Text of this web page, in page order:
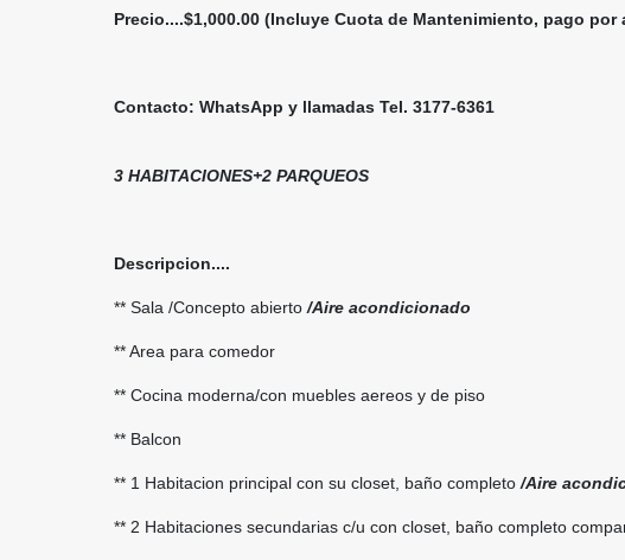
Precio....$1,000.00 (Incluye Cuota de Mantenimiento, pago
Contacto: WhatsApp y llamadas Tel. 3177-6361
3 HABITACIONES+2 PARQUEOS
Descripcion....
** Sala /Concepto abierto /Aire acondicionado
** Area para comedor
** Cocina moderna/con muebles aereos y de piso
** Balcon
** 1 Habitacion principal con su closet, baño completo /Aire
** 2 Habitaciones secundarias c/u con closet, baño completo